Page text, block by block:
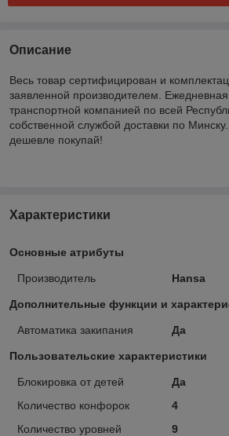
Описание
Весь товар сертифицирован и
заявленной производителем. Ежедневная
транспортной компанией по всей
собственной службой доставки по
дешевле покупай!
Характеристики
Основные атрибуты
Производитель Hansa
Дополнительные функции и
Автоматика закипания Да
Пользовательские характеристики
Блокировка от детей
Да
Количество конфорок
4
Количество уровней
9